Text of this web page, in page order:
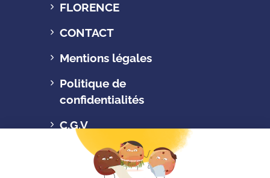
FLORENCE
CONTACT
Mentions légales
Politique de
confidentialités
C.G.V
Suivez-nous